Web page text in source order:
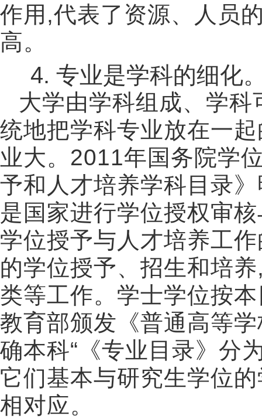
作用 ,代表了资源、人员
高。
4. 专业是学科的细化
大学由学科组成、学科
统地把学科专业放在一
业大。 2011年国务院学
予和人才培养学科目录
是国家进行学位授权审
学位授予与人才培养工
的学位授予、招生和培养
类等工作。学士学位按
教育部颁发《普通高等
确本科“ 《专业目录》分
它们基本与研究生学位
相对应。